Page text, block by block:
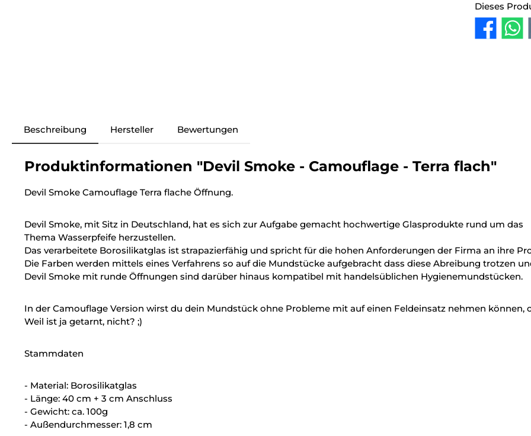
Dieses
Beschreibung Hersteller Bewertungen
Produktinformationen "Devil Smoke - Camouflage - Terra flach"
Devil Smoke Camouflage Terra flache Öffnung.
Devil Smoke, mit Sitz in Deutschland, hat es sich zur Aufgabe gemacht hochwertige Glasprodukte rund um das
Thema Wasserpfeife herzustellen.
Das verarbeitete Borosilikatglas ist strapazierfähig und spricht für die hohen Anforderungen der Firma an ihre
Die Farben werden mittels eines Verfahrens so auf die Mundstücke aufgebracht dass diese Abreibung trotzen
Devil Smoke mit runde Öffnungen sind darüber hinaus kompatibel mit handelsüblichen Hygienemundstücken.
In der Camouflage Version wirst du dein Mundstück ohne Probleme mit auf einen Feldeinsatz nehmen können,
Weil ist ja getarnt, nicht? ;)
Stammdaten
- Material: Borosilikatglas
- Länge: 40 cm + 3 cm Anschluss
- Gewicht: ca. 100g
- Außendurchmesser: 1,8 cm